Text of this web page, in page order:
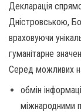
Декларація
Дністровською,
враховуючи
гуманітарне
Серед можливих
обмін
міжнародними